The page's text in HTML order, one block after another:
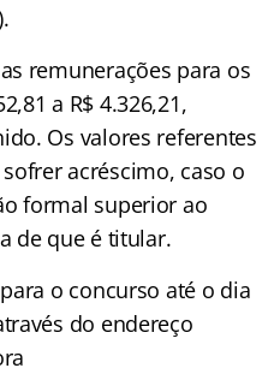
remunerações para os
a R$ 4.326,21,
Os valores referentes
acréscimo, caso o
formal superior ao
de que é titular.
o concurso até o dia
do endereço